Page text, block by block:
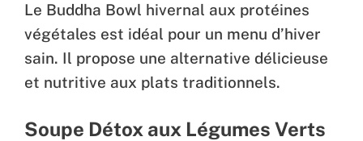
Le Buddha Bowl hivernal aux protéines
végétales est idéal pour un menu d’hiver
sain. Il propose une alternative délicieuse
et nutritive aux plats traditionnels.
Soupe Détox aux Légumes Verts